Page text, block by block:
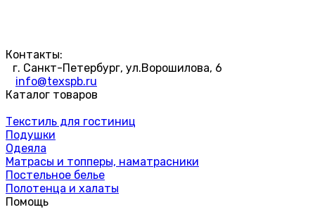
Контакты:
г. Санкт-Петербург, ул.Ворошилова, 6
info@texspb.ru
Каталог товаров
Текстиль для гостиниц
Подушки
Одеяла
Матрасы и топперы, наматрасники
Постельное белье
Полотенца и халаты
Помощь